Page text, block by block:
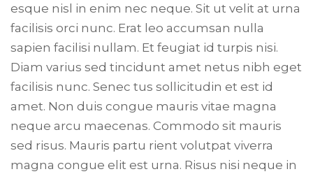
esque nisl in enim nec neque. Sit ut velit at urna
facilisis orci nunc. Erat leo accumsan nulla
sapien facilisi nullam. Et feugiat id turpis nisi.
Diam varius sed tincidunt amet netus nibh eget
facilisis nunc. Senec tus sollicitudin et est id
amet. Non duis congue mauris vitae magna
neque arcu maecenas. Commodo sit mauris
sed risus. Mauris partu rient volutpat viverra
magna congue elit est urna. Risus nisi neque in